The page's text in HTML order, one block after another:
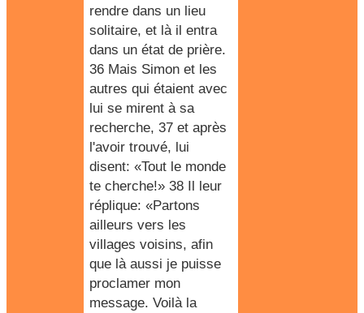
rendre dans un lieu
solitaire, et là il entra
dans un état de prière.
36 Mais Simon et les
autres qui étaient avec
lui se mirent à sa
recherche, 37 et après
l'avoir trouvé, lui
disent: «Tout le monde
te cherche!» 38 Il leur
réplique: «Partons
ailleurs vers les
villages voisins, afin
que là aussi je puisse
proclamer mon
message. Voilà la